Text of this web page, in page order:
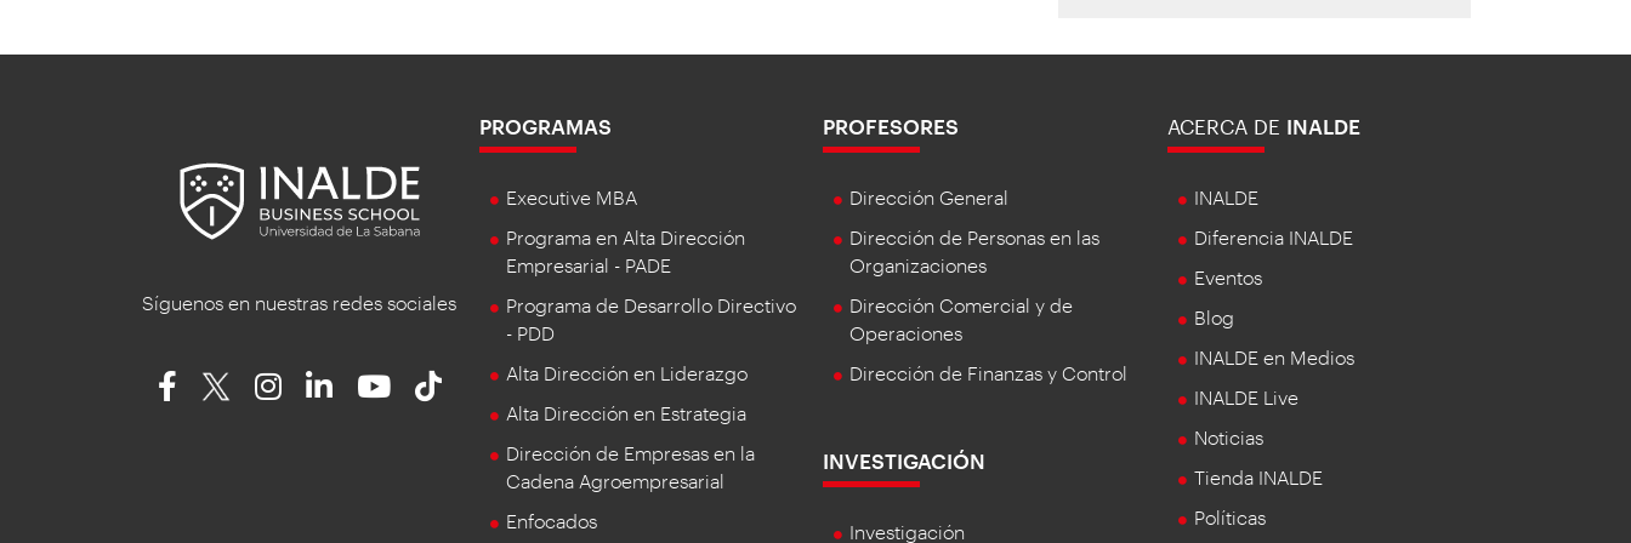
Síguenos en nuestras redes sociales
PROGRAMAS
Executive MBA
Programa en Alta Dirección
Empresarial - PADE
Programa de Desarrollo Directivo
- PDD
Alta Dirección en Liderazgo
Alta Dirección en Estrategia
Dirección de Empresas en la
Cadena Agroempresarial
Enfocados
PROFESORES
Dirección General
Dirección de Personas en las
Organizaciones
Dirección Comercial y de
Operaciones
Dirección de Finanzas y Control
INVESTIGACIÓN
Investigación
ACERCA DE INALDE
INALDE
Diferencia INALDE
Eventos
Blog
INALDE en Medios
INALDE Live
Noticias
Tienda INALDE
Políticas